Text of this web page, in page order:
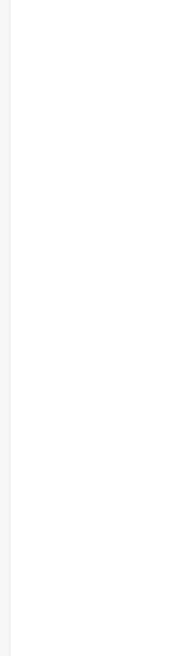
Bàn phím không dây Logitech
người dùng sẽ dễ dàng đọc